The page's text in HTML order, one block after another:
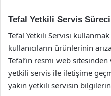
Tefal Yetkili Servis Süreci
Tefal Yetkili Servisi
kullanıcıların ürünlerinin
Tefal’in resmi web
yetkili servis ile iletişime
yakın yetkili servisin